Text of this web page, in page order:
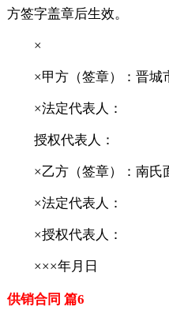
方签字盖章后生效。
×
×甲方（签章）：晋城
×法定代表人：
授权代表人：
×乙方（签章）：南氏
×法定代表人：
×授权代表人：
×××年月日
供销合同 篇6